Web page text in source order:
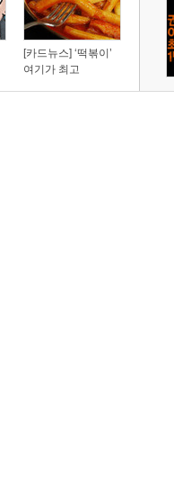
[카드뉴스] ‘떡볶이’
여기가 최고